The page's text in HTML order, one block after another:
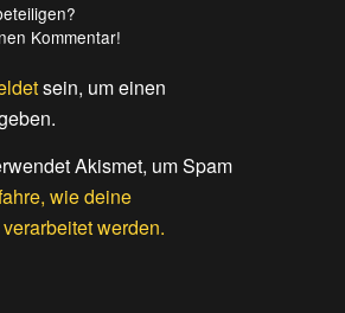
Kommentar!
sein, um einen
Akismet, um Spam
wie deine
werden.